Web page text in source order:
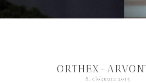
ORTHEX-
8. elokuuta 2015